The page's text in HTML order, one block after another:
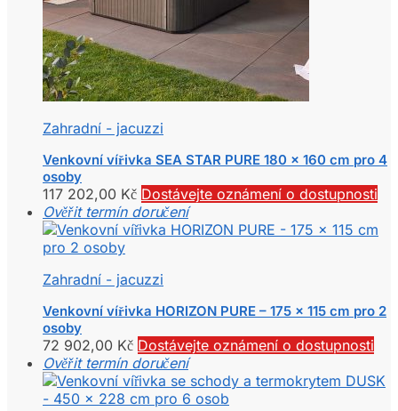
Zahradní - jacuzzi
Venkovní vířivka SEA STAR PURE 180 x 160 cm pro 4
osoby
117 202,00 Kč Dostávejte oznámení o dostupnosti
Ověřit termín doručení
Zahradní - jacuzzi
Venkovní vířivka HORIZON PURE – 175 x 115 cm pro 2
osoby
72 902,00 Kč Dostávejte oznámení o dostupnosti
Ověřit termín doručení